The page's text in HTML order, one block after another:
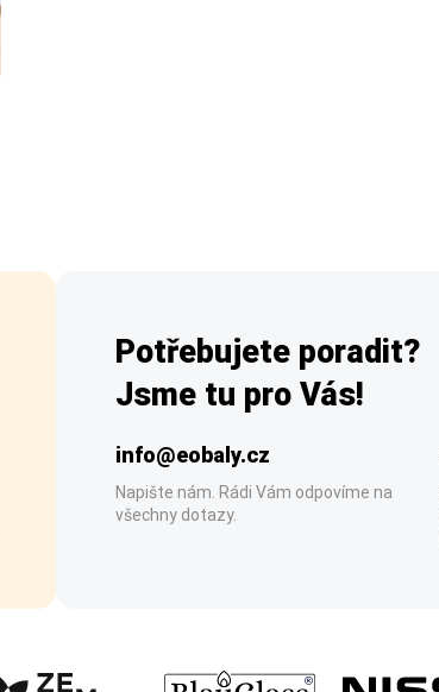
Potřebujete poradit?
Jsme tu pro Vás!
info@eobaly.cz
Napište nám. Rádi Vám odpovíme na
všechny dotazy.